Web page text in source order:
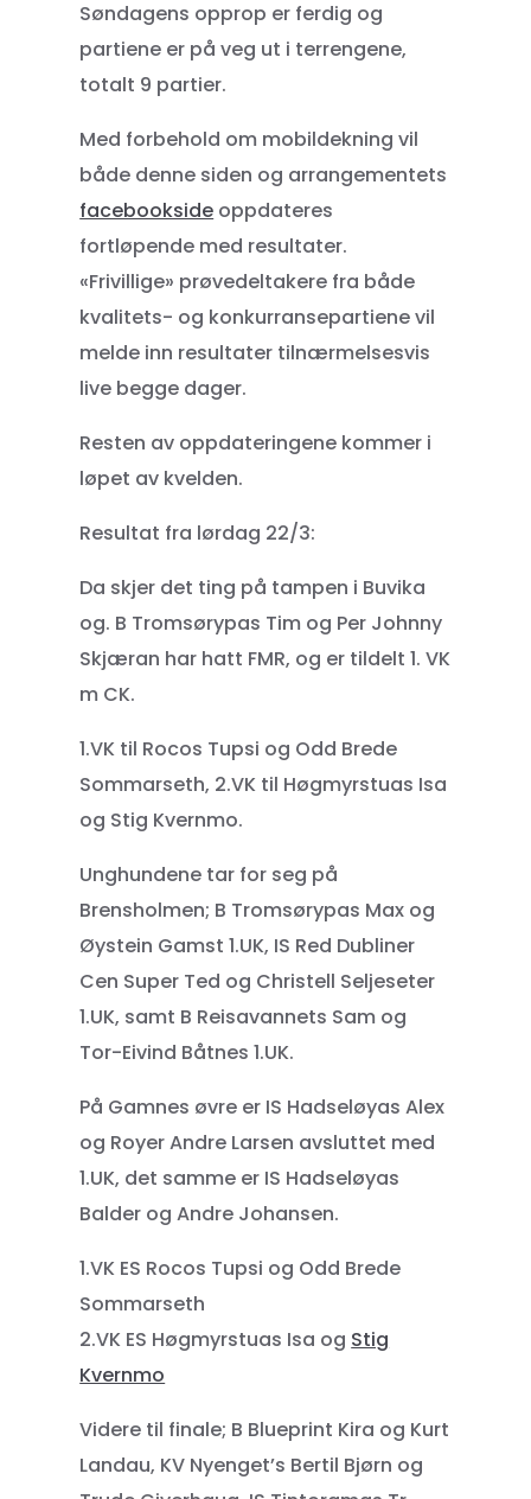
Søndagens opprop er ferdig og
partiene er på veg ut i terrengene,
totalt 9 partier.
Med forbehold om mobildekning vil
både denne siden og arrangementets
facebookside oppdateres
fortløpende med resultater.
«Frivillige» prøvedeltakere fra både
kvalitets- og konkurransepartiene vil
melde inn resultater tilnærmelsesvis
live begge dager.
Resten av oppdateringene kommer i
løpet av kvelden.
Resultat fra lørdag 22/3:
Da skjer det ting på tampen i Buvika
og. B Tromsørypas Tim og Per Johnny
Skjæran har hatt FMR, og er tildelt 1. VK
m CK.
1.VK til Rocos Tupsi og Odd Brede
Sommarseth, 2.VK til Høgmyrstuas Isa
og Stig Kvernmo.
Unghundene tar for seg på
Brensholmen; B Tromsørypas Max og
Øystein Gamst 1.UK, IS Red Dubliner
Cen Super Ted og Christell Seljeseter
1.UK, samt B Reisavannets Sam og
Tor-Eivind Båtnes 1.UK.
På Gamnes øvre er IS Hadseløyas Alex
og Royer Andre Larsen avsluttet med
1.UK, det samme er IS Hadseløyas
Balder og Andre Johansen.
1.VK ES Rocos Tupsi og Odd Brede
Sommarseth
2.VK ES Høgmyrstuas Isa og Stig
Kvernmo
Videre til finale; B Blueprint Kira og Kurt
Landau, KV Nyenget’s Bertil Bjørn og